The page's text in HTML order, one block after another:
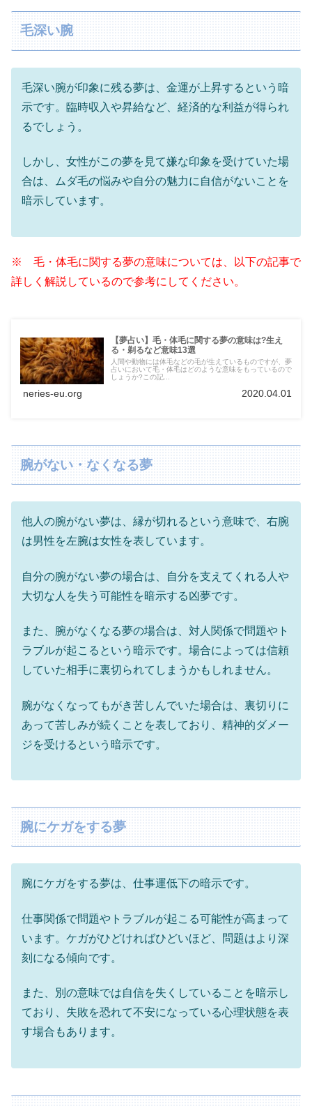
毛深い腕
毛深い腕が印象に残る夢は、金運が上昇するという暗
示です。臨時収入や昇給など、経済的な利益が得られ
るでしょう。
しかし、女性がこの夢を見て嫌な印象を受けていた場
合は、ムダ毛の悩みや自分の魅力に自信がないことを
暗示しています。
※ 毛・体毛に関する夢の意味については、以下の記事で
詳しく解説しているので参考にしてください。
【夢占い】毛・体毛に関する夢の意味は?生え
る・剃るなど意味13選
人間や動物には体毛などの毛が生えているものですが、夢
占いにおいて毛・体毛はどのような意味をもっているので
しょうか?この記...
neries-eu.org 2020.04.01
腕がない・なくなる夢
他人の腕がない夢は、縁が切れるという意味で、右腕
は男性を左腕は女性を表しています。
自分の腕がない夢の場合は、自分を支えてくれる人や
大切な人を失う可能性を暗示する凶夢です。
また、腕がなくなる夢の場合は、対人関係で問題やト
ラブルが起こるという暗示です。場合によっては信頼
していた相手に裏切られてしまうかもしれません。
腕がなくなってもがき苦しんでいた場合は、裏切りに
あって苦しみが続くことを表しており、精神的ダメー
ジを受けるという暗示です。
腕にケガをする夢
腕にケガをする夢は、仕事運低下の暗示です。
仕事関係で問題やトラブルが起こる可能性が高まって
います。ケガがひどければひどいほど、問題はより深
刻になる傾向です。
また、別の意味では自信を失くしていることを暗示し
ており、失敗を恐れて不安になっている心理状態を表
す場合もあります。